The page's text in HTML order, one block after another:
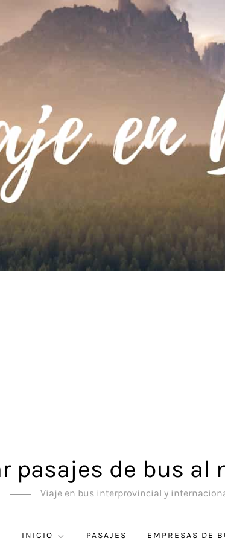
pasajes de bus al
Viaje en bus interprovincial y
INICIO PASAJES EMPRESAS DE